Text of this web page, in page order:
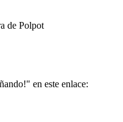
de Polpot
en este enlace: